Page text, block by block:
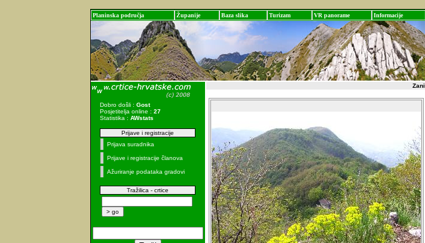
Planinska područja Županije Baza slika Turizam VR panorame Informacije
Dobro došli : Gost
Posjetitelja online : 27
Statistika : AWstats
Prijave i registracije
Prijava suradnika
Prijave i registracije članova
Ažuriranje podataka gradovi
Tražilica - crtice